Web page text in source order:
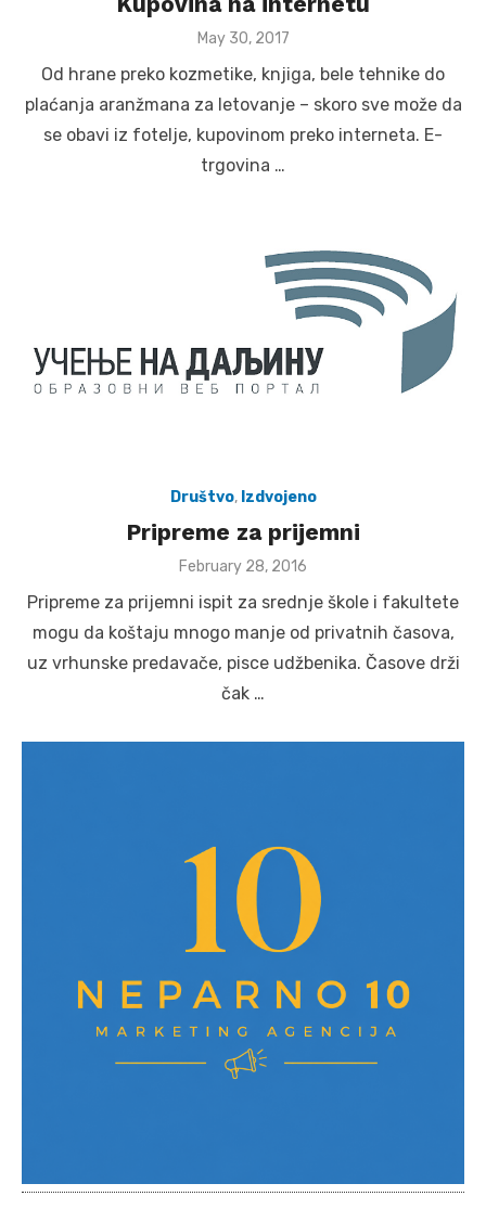
Posted
May 30, 2017
Od hrane preko kozmetike, knjiga, bele tehnike do
plaćanja aranžmana za letovanje – skoro sve može da
se obavi iz fotelje, kupovinom preko interneta. E-
trgovina …
Društvo, Izdvojeno
Pripreme za prijemni
Posted
February 28, 2016
Pripreme za prijemni ispit za srednje škole i fakultete
mogu da koštaju mnogo manje od privatnih časova,
uz vrhunske predavače, pisce udžbenika. Časove drži
čak …